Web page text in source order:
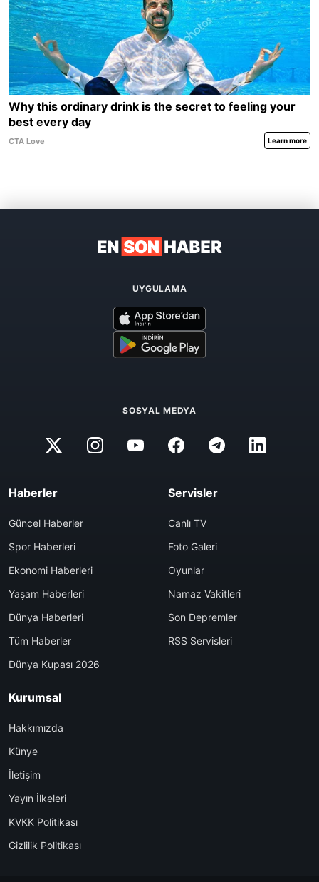
UYGULAMA
SOSYAL MEDYA
Haberler
Güncel Haberler
Spor Haberleri
Ekonomi Haberleri
Yaşam Haberleri
Dünya Haberleri
Tüm Haberler
Dünya Kupası 2026
Servisler
Canlı TV
Foto Galeri
Oyunlar
Namaz Vakitleri
Son Depremler
RSS Servisleri
Kurumsal
Hakkımızda
Künye
İletişim
Yayın İlkeleri
KVKK Politikası
Gizlilik Politikası